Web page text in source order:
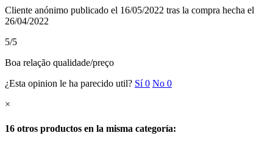
Cliente anónimo publicado el 16/05/2022 tras la compra hecha el
26/04/2022
5/5
Boa relação qualidade/preço
¿Esta opinion le ha parecido util? Sí0 No 0
×
16 otros productos en la misma categoría: